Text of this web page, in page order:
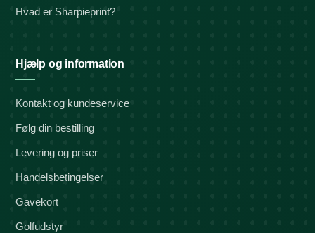
Hvad er Sharpieprint?
Hjælp og information
Kontakt og kundeservice
Følg din bestilling
Levering og priser
Handelsbetingelser
Gavekort
Golfudstyr